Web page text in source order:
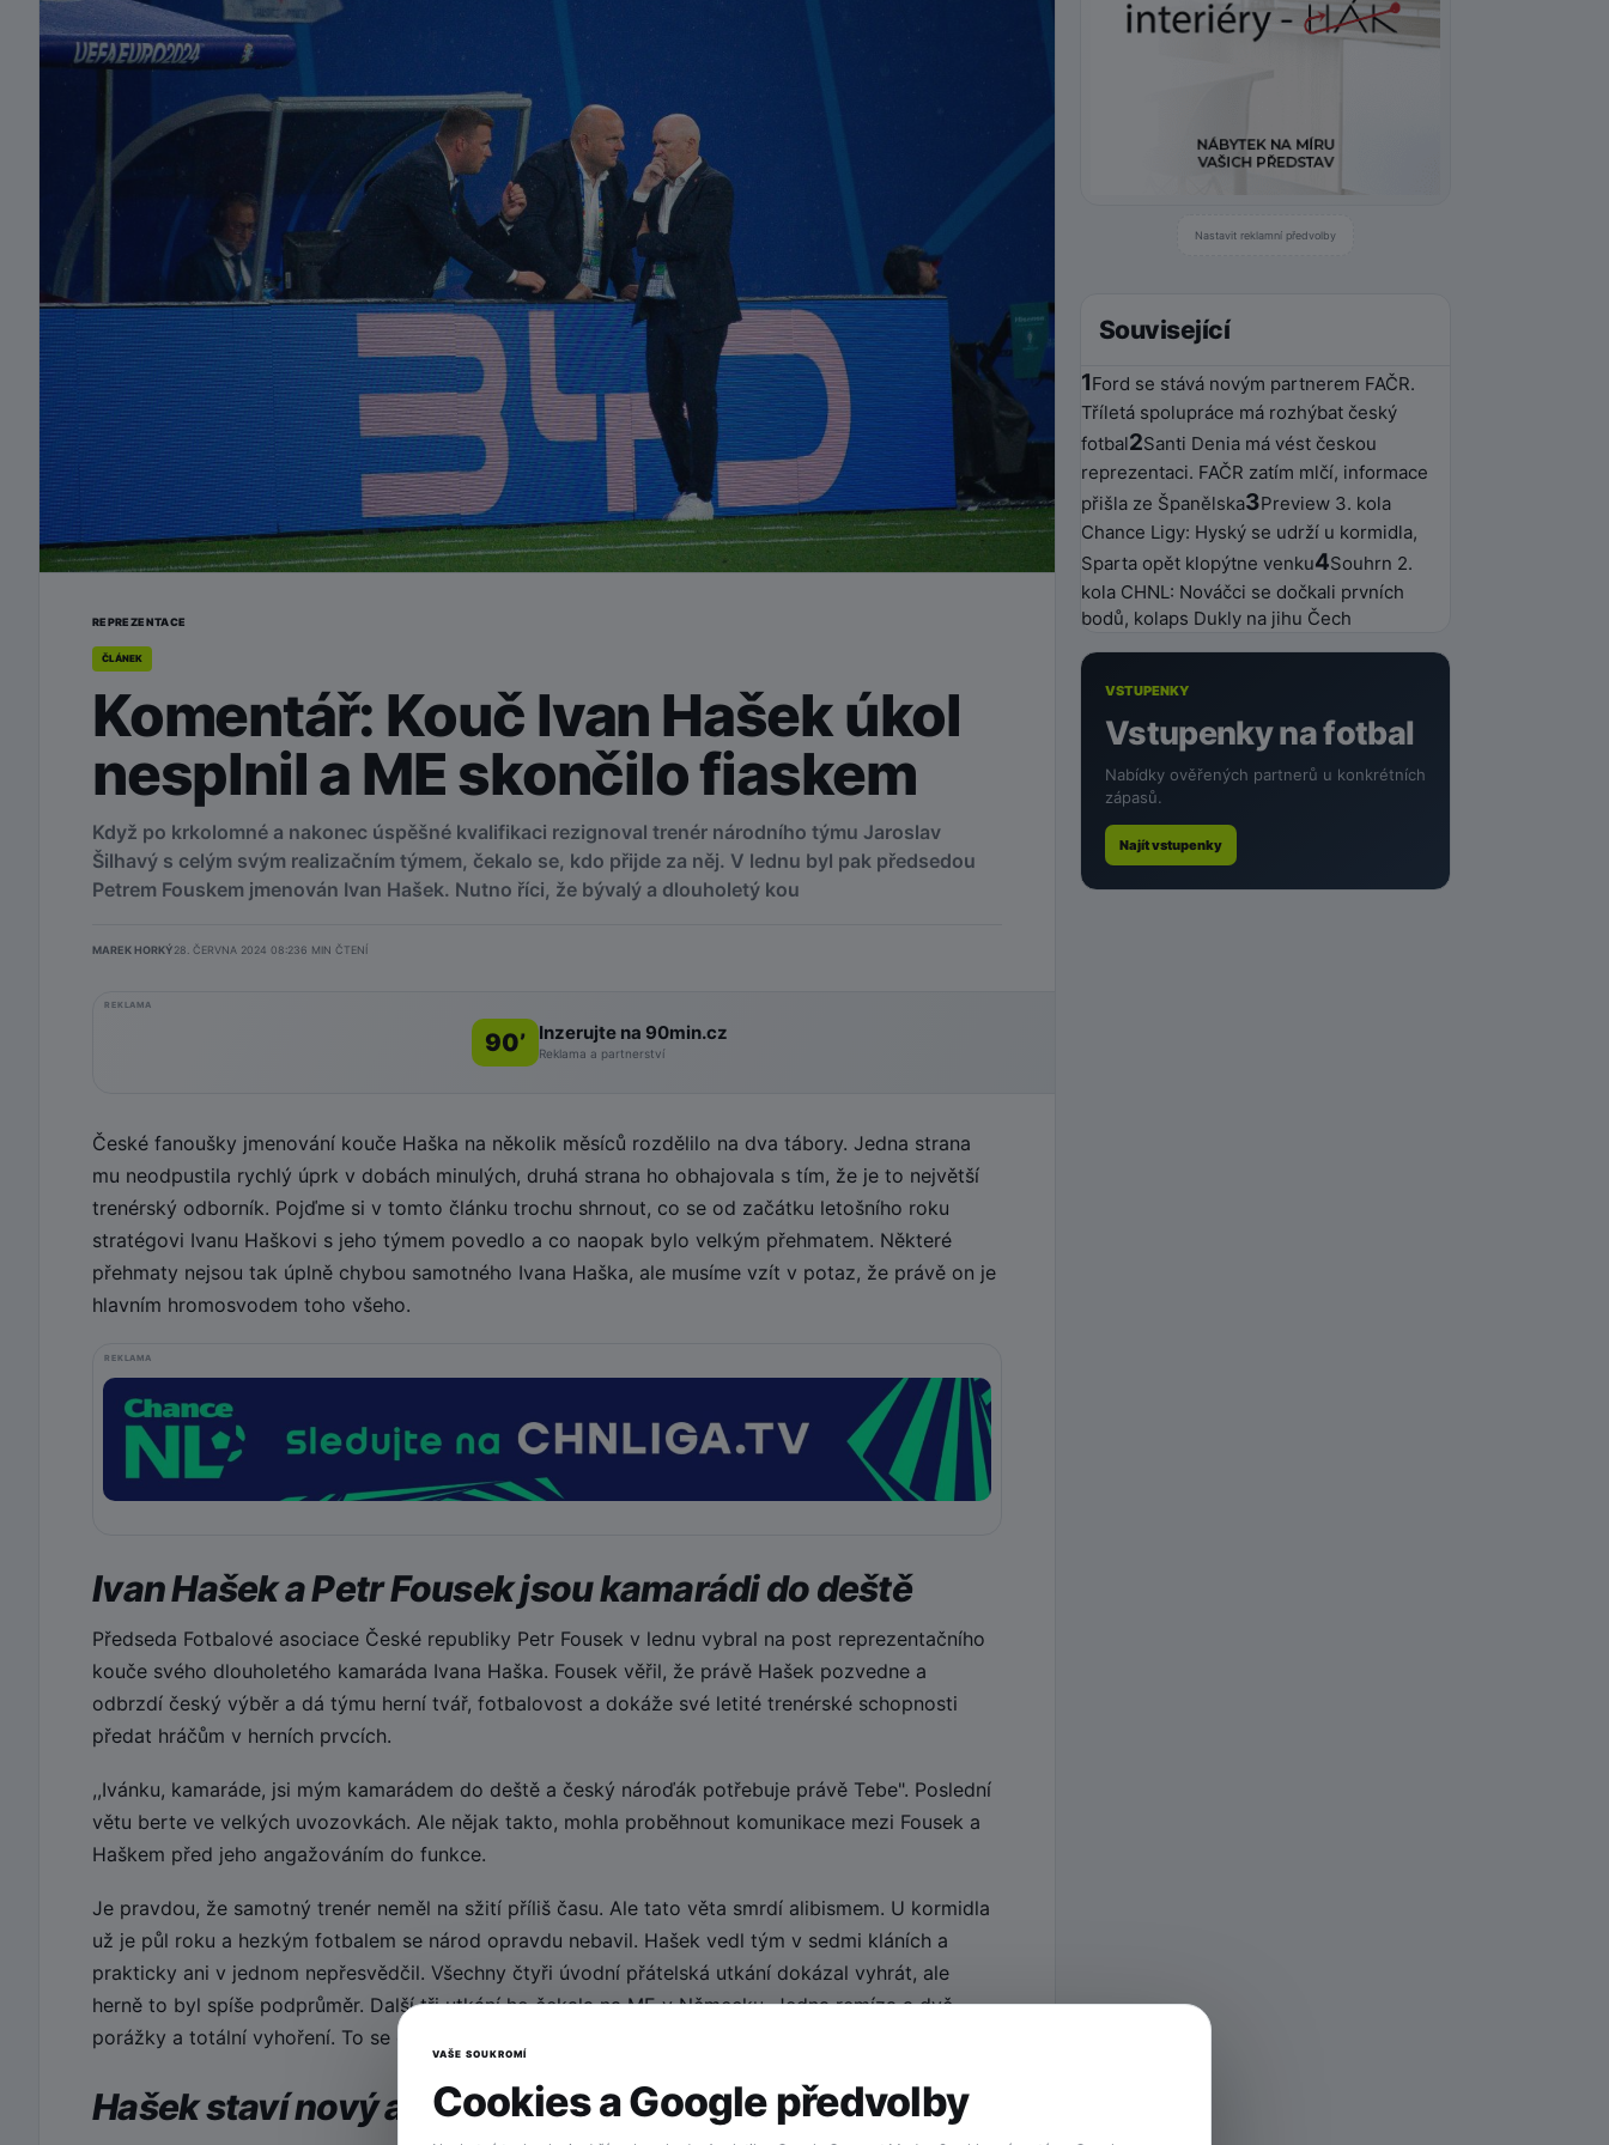
REPREZENTACE
ČLÁNEK
Komentář: Kouč Ivan Hašek úkol
nesplnil a ME skončilo fiaskem
Když po krkolomné a nakonec úspěšné kvalifikaci rezignoval trenér národního týmu Jaroslav
Šilhavý s celým svým realizačním týmem, čekalo se, kdo přijde za něj. V lednu byl pak předsedou
Petrem Fouskem jmenován Ivan Hašek. Nutno říci, že bývalý a dlouholetý kou
MAREK HORKÝ28. ČERVNA 2024 08:236 MIN ČTENÍ
REKLAMA
90’ Inzerujte na 90min.cz
Reklama a partnerství
České fanoušky jmenování kouče Haška na několik měsíců rozdělilo na dva tábory. Jedna strana
mu neodpustila rychlý úprk v dobách minulých, druhá strana ho obhajovala s tím, že je to největší
trenérský odborník. Pojďme si v tomto článku trochu shrnout, co se od začátku letošního roku
stratégovi Ivanu Haškovi s jeho týmem povedlo a co naopak bylo velkým přehmatem. Některé
přehmaty nejsou tak úplně chybou samotného Ivana Haška, ale musíme vzít v potaz, že právě on je
hlavním hromosvodem toho všeho.
REKLAMA
Ivan Hašek a Petr Fousek jsou kamarádi do deště
Předseda Fotbalové asociace České republiky Petr Fousek v lednu vybral na post reprezentačního
kouče svého dlouholetého kamaráda Ivana Haška. Fousek věřil, že právě Hašek pozvedne a
odbrzdí český výběr a dá týmu herní tvář, fotbalovost a dokáže své letité trenérské schopnosti
předat hráčům v herních prvcích.
,,Ivánku, kamaráde, jsi mým kamarádem do deště a český nároďák potřebuje právě Tebe". Poslední
větu berte ve velkých uvozovkách. Ale nějak takto, mohla proběhnout komunikace mezi Fousek a
Haškem před jeho angažováním do funkce.
Je pravdou, že samotný trenér neměl na sžití příliš času. Ale tato věta smrdí alibismem. U kormidla
už je půl roku a hezkým fotbalem se národ opravdu nebavil. Hašek vedl tým v sedmi kláních a
prakticky ani v jednom nepřesvědčil. Všechny čtyři úvodní přátelská utkání dokázal vyhrát, ale
herně to byl spíše podprůměr. Další tři utkání ho čekala na ME v Německu. Jedna remíza a dvě
porážky a totální vyhoření. To se opravdu nepovedlo, trenére!
Hašek staví nový a mladý tým
Nastavit reklamní předvolby
Související
1Ford se stává novým partnerem FAČR.
Tříletá spolupráce má rozhýbat český
fotbal2Santi Denia má vést českou
reprezentaci. FAČR zatím mlčí, informace
přišla ze Španělska3Preview 3. kola
Chance Ligy: Hyský se udrží u kormidla,
Sparta opět klopýtne venku4Souhrn 2.
kola CHNL: Nováčci se dočkali prvních
bodů, kolaps Dukly na jihu Čech
VSTUPENKY
Vstupenky na fotbal
Nabídky ověřených partnerů u konkrétních
zápasů.
Najít vstupenky
VAŠE SOUKROMÍ
Cookies a Google předvolby